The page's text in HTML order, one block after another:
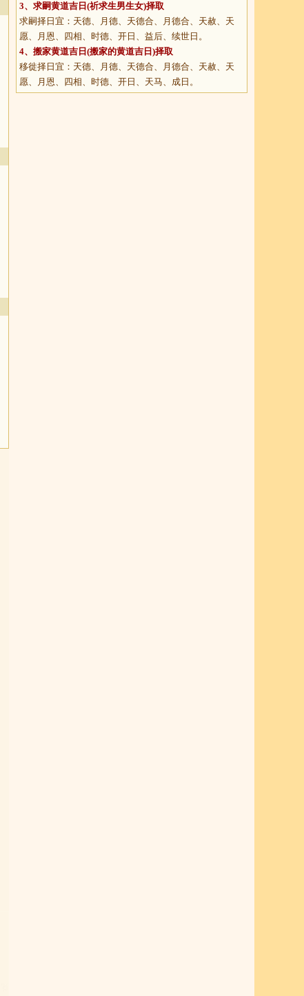
3、 求嗣黄道吉日 (祈求生男生女)择取
求嗣择日宜：天德、月德、天德合、月德合、天赦、天
愿、月恩、四相、时德、开日、益后、续世日。
4、 搬家黄道吉日 (搬家的黄道吉日)择取
移徙择日宜：天德、月德、天德合、月德合、天赦、天
愿、月恩、四相、时德、开日、天马、成日。